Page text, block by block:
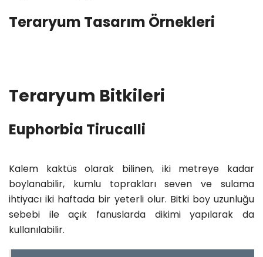
Teraryum Tasarım Örnekleri
Teraryum Bitkileri
Euphorbia Tirucalli
Kalem kaktüs olarak bilinen, iki metreye kadar
boylanabilir, kumlu toprakları seven ve sulama
ihtiyacı iki haftada bir yeterli olur. Bitki boy uzunluğu
sebebi ile açık fanuslarda dikimi yapılarak da
kullanılabilir.